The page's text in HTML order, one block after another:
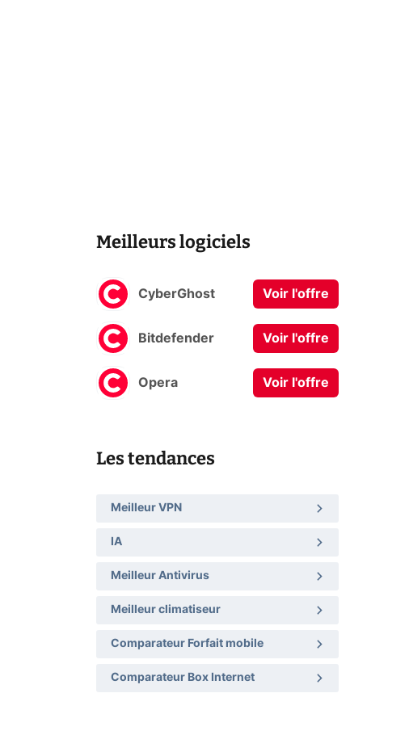
Meilleurs logiciels
CyberGhost Voir l'offre
Bitdefender Voir l'offre
Opera Voir l'offre
Les tendances
Meilleur VPN
IA
Meilleur Antivirus
Meilleur climatiseur
Comparateur Forfait mobile
Comparateur Box Internet